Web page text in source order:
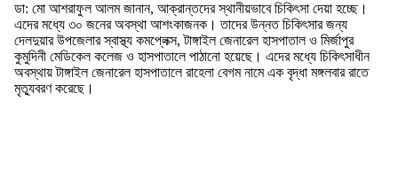
ডা: মো আশরাফুল আলম জানান, আক্রান্তদের স্থানীয়ভাবে চিকিৎসা দেয়া হচ্ছে।
এদের মধ্যে ৩০ জনের অবস্থা আশংকাজনক। তাদের উন্নত চিকিৎসার জন্য
দেলদুয়ার উপজেলার স্বাস্থ্য কমপ্লেক্স, টাঙ্গাইল জেনারেল হাসপাতাল ও মির্জাপুর
কুমুদিনী মেডিকেল কলেজ ও হাসপাতালে পাঠানো হয়েছে। এদের মধ্যে চিকিৎসাধীন
অবস্থায় টাঙ্গাইল জেনারেল হাসপাতালে রাহেলা বেগম নামে এক বৃদ্ধা মঙ্গলবার রাতে
মৃত্যুবরণ করেছে।